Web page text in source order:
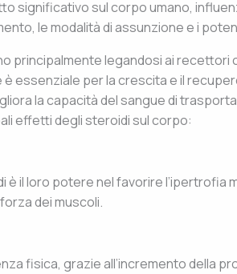
significativo sul corpo umano,
le modalità di assunzione e i
principalmente legandosi ai recettori
essenziale per la crescita e il
la capacità del sangue di
effetti degli steroidi sul corpo:
è il loro potere nel favorire l’ipertrofia
dei muscoli.
fisica, grazie all’incremento della